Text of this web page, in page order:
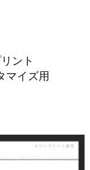
ント
マイズ用